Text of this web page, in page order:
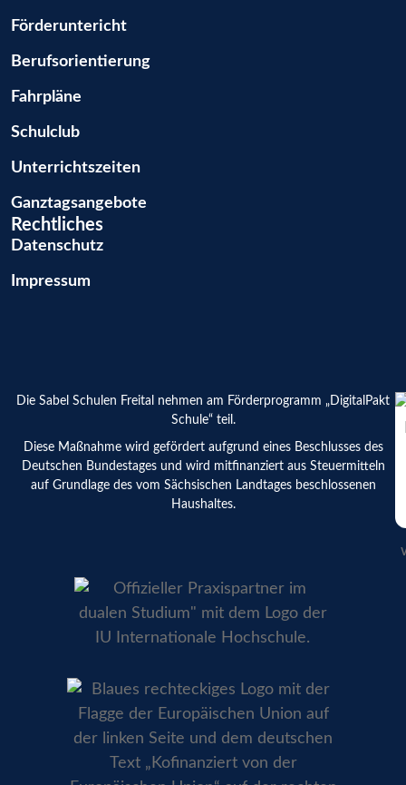
Förderuntericht
Berufsorientierung
Fahrpläne
Schulclub
Unterrichtszeiten
Ganztags­angebote
Rechtliches
Datenschutz
Impressum
Die Sabel Schulen Freital nehmen am Förderprogramm „DigitalPakt
Schule“ teil.
Diese Maßnahme wird gefördert aufgrund eines Beschlusses des
Deutschen Bundestages und wird mitfinanziert aus Steuermitteln
auf Grundlage des vom Sächsischen Landtages beschlossenen
Haushaltes.